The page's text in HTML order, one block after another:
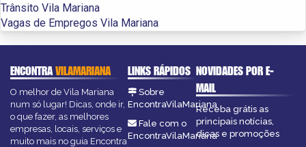
Trânsito Vila Mariana
Vagas de Empregos Vila Mariana
ENCONTRAVILAMARIANA
O melhor de Vila Mariana
num só lugar! Dicas, onde ir,
o que fazer, as melhores
empresas, locais, serviços e
muito mais no guia Encontra
LINKS RÁPIDOS
Sobre
EncontraVilaMariana
Fale com o
EncontraVilaMariana
NOVIDADES POR E-
MAIL
Receba grátis as
principais notícias,
dicas e promoções